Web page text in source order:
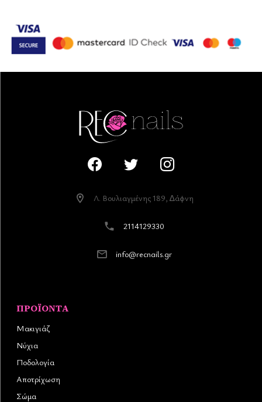
Λ. Βουλιαγµένης 189, ∆άφνη
2114129330
info@recnails.gr
ΠΡΟΪΌΝΤΑ
Μακιγιάζ
Νύχια
Ποδολογία
Αποτρίχωση
Σώμα